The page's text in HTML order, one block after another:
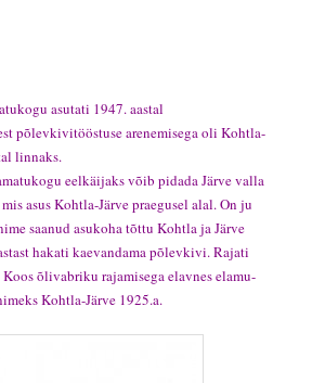
asutati 1947. aastal
põlevkivitööstuse arenemisega oliKohtla-
linnaks.
eelkäijaks võib pidada Järve valla
asus Kohtla-Järve praegusel alal. On ju
saanud asukoha tõttu Kohtla ja Järve
hakati kaevandama põlevkivi. Rajati
Koos õlivabriku rajamisega elavnes elamu-
Kohtla-Järve 1925.a.